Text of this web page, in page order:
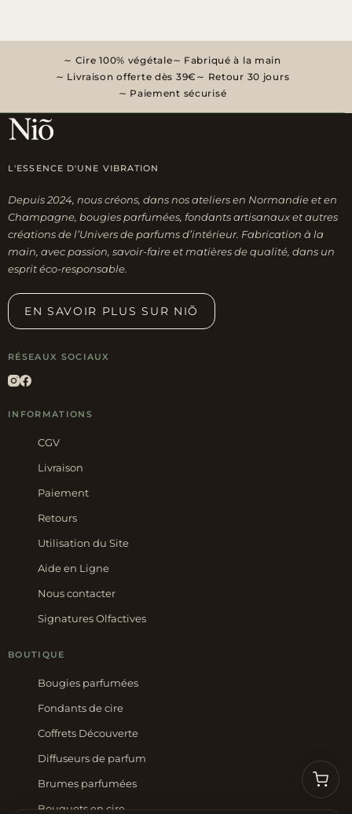
Cire 100% végétale
Fabriqué à la main
Livraison offerte dès 39€
Retour 30 jours
Paiement sécurisé
L'ESSENCE D'UNE VIBRATION
Depuis 2024, nous créons, dans nos ateliers en Normandie et en
Champagne, bougies parfumées, fondants artisanaux et autres
créations de l’Univers de parfums d’intérieur. Fabrication à la
main, avec passion, savoir-faire et matières de qualité, dans un
esprit éco-responsable.
EN SAVOIR PLUS SUR NIÕ
RÉSEAUX SOCIAUX
INFORMATIONS
CGV
Livraison
Paiement
Retours
Utilisation du Site
Aide en Ligne
Nous contacter
Signatures Olfactives
BOUTIQUE
Bougies parfumées
Fondants de cire
Coffrets Découverte
Diffuseurs de parfum
Brumes parfumées
Bouquets en cire